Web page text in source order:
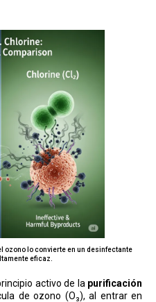
ozono lo convierte en un desinfectante
eficaz.
activo de la purificación
de ozono (O₃), al entrar en